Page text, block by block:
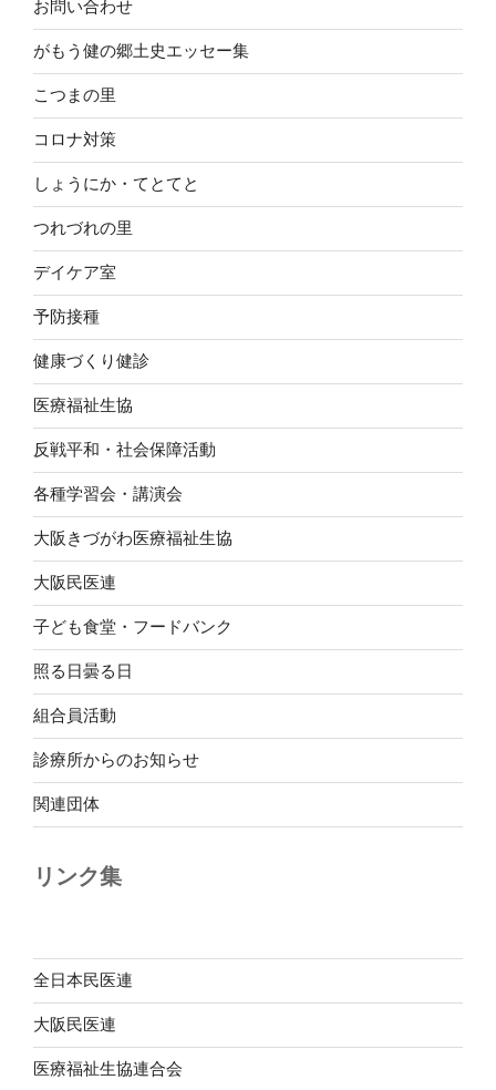
お問い合わせ
がもう健の郷土史エッセー集
こつまの里
コロナ対策
しょうにか・てとてと
つれづれの里
デイケア室
予防接種
健康づくり健診
医療福祉生協
反戦平和・社会保障活動
各種学習会・講演会
大阪きづがわ医療福祉生協
大阪民医連
子ども食堂・フードバンク
照る日曇る日
組合員活動
診療所からのお知らせ
関連団体
リンク集
全日本民医連
大阪民医連
医療福祉生協連合会